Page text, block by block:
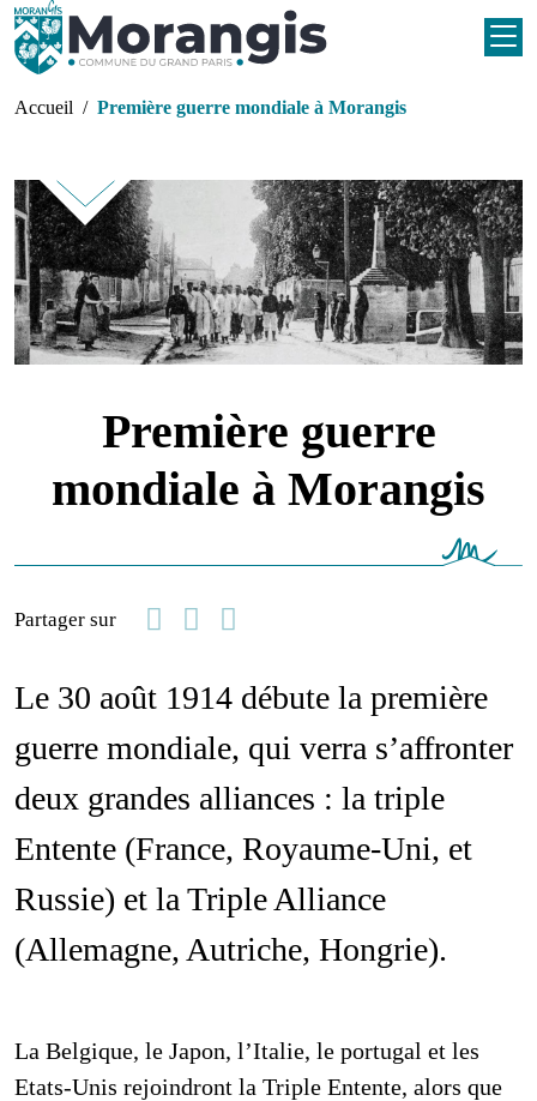
Aller au contenu principal
Fil d'Ariane
Accueil Première guerre mondiale à Morangis
Première guerre
mondiale à Morangis
Partager sur
FacebookLinkedin
Email
Le 30 août 1914 débute la première
guerre mondiale, qui verra s’affronter
deux grandes alliances : la triple
Entente (France, Royaume-Uni, et
Russie) et la Triple Alliance
(Allemagne, Autriche, Hongrie).
La Belgique, le Japon, l’Italie, le portugal et les
Etats-Unis rejoindront la Triple Entente, alors que